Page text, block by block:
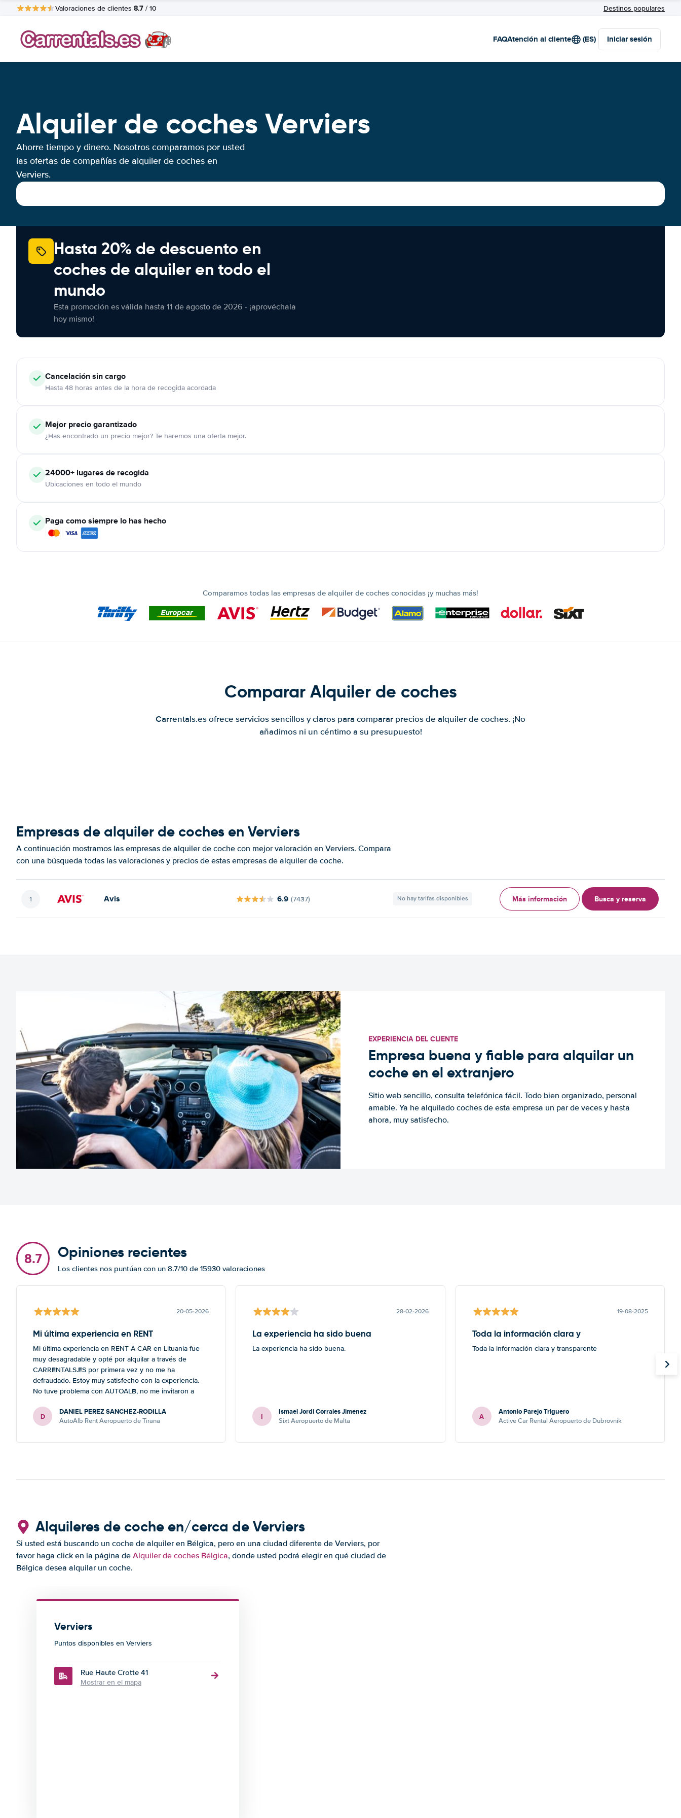
Valoraciones de clientes 8.7 / 10 Destinos populares
FAQAtención al cliente (ES) Iniciar sesión
Alquiler de coches Verviers
Ahorre tiempo y dinero. Nosotros comparamos por usted
las ofertas de compañías de alquiler de coches en
Verviers.
Hasta 20% de descuento en
coches de alquiler en todo el
mundo
Esta promoción es válida hasta 11 de agosto de 2026 - ¡aprovéchala
hoy mismo!
Cancelaciónsin cargo
Hasta 48 horas antes de la hora de recogida acordada
Mejor precio garantizado
¿Has encontrado un precio mejor? Te haremos una oferta mejor.
24000+ lugares de recogida
Ubicaciones en todo el mundo
Paga como siempre lo has hecho
Comparamos todas las empresas de alquiler de coches conocidas ¡y muchas más!
Comparar Alquiler de coches
Carrentals.es ofrece servicios sencillos y claros para comparar precios de alquiler de coches. ¡No
añadimos ni un céntimo a su presupuesto!
Empresas de alquiler de coches en Verviers
A continuación mostramos las empresas de alquiler de coche con mejor valoración en Verviers. Compara
con una búsqueda todas las valoraciones y precios de estas empresas de alquiler de coche.
Avis 6.9 (7437) No hay tarifas disponibles Más información Busca y reserva
EXPERIENCIA DEL CLIENTE
Empresa buena y fiable para alquilar un
coche en el extranjero
Sitio web sencillo, consulta telefónica fácil. Todo bien organizado, personal
amable. Ya he alquilado coches de esta empresa un par de veces y hasta
ahora, muy satisfecho.
8.7 Opiniones recientes
Los clientes nos puntúan con un 8.7/10 de 15930 valoraciones
20-05-2026
Mi última experiencia en RENT
Mi última experiencia en RENT A CAR en Lituania fue
muy desagradable y opté por alquilar a través de
CARRENTALS.ES por primera vez y no me ha
defraudado. Estoy muy satisfecho con la experiencia.
No tuve problema con AUTOALB, no me invitaron a
mis anteriores viajes nunca había alquilado con
CARRENTALS y si mi próximo viaje tengo opción
gracias. RECOMIENDO CARRENTALS al menos para
D DANIEL PEREZ SANCHEZ-RODILLA
AutoAlb Rent Aeropuerto de Tirana
28-02-2026
La experiencia ha sido buena
La experiencia ha sido buena.
I Ismael Jordi Corrales Jimenez
Sixt Aeropuerto de Malta
19-08-2025
Toda la información clara y
Toda la información clara y transparente
A Antonio Parejo Triguero
Active Car Rental Aeropuerto de Dubrovnik
Alquileres de coche en/cerca de Verviers
Si usted está buscando un coche de alquiler en Bélgica, pero en una ciudad diferente de Verviers, por
favor haga click en la página de Alquiler de coches Bélgica, donde usted podrá elegir en qué ciudad de
Bélgica desea alquilar un coche.
Verviers
Puntos disponibles en Verviers
Rue Haute Crotte 41
Mostrar en el mapa